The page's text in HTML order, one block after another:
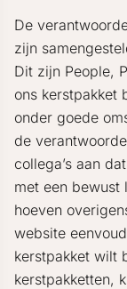
De
zijn
Dit zijn People,
ons kerstpakket
onder goede
de
collega’s aan
met een bewust
hoeven
website
kerstpakket wilt
kerstpakketten,